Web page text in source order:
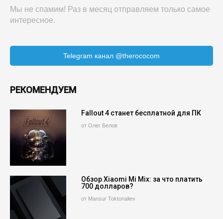
Мы не спамим! Раз в месяц отправляем только самое
интересное.
Telegram канал @therococom
РЕКОМЕНДУЕМ
Fallout 4 станет бесплатной для ПК
от Олег Белов
Обзор Xiaomi Mi Mix: за что платить
700 долларов?
от Mansur Toktonaliev